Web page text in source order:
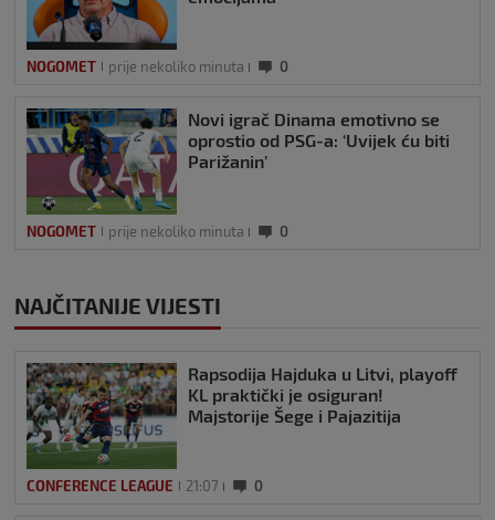
NOGOMET prije nekoliko minuta 0
Novi igrač Dinama emotivno se
oprostio od PSG-a: ‘Uvijek ću biti
Parižanin’
NOGOMET prije nekoliko minuta 0
NAJČITANIJE VIJESTI
Rapsodija Hajduka u Litvi, playoff
KL praktički je osiguran!
Majstorije Šege i Pajazitija
CONFERENCE LEAGUE 21:07 0